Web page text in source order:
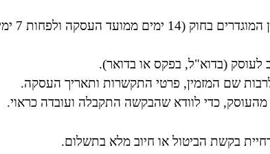
יש לוודא
לעוסק (בדוא"ל, בפקס או בדואר).
שם המזמין, פרטי התקשרות ותאריך העסקה.
כדי לוודא שהבקשה התקבלה ועובדה כראוי.
בקשת הביטול או חיוב מלא בתשלום.